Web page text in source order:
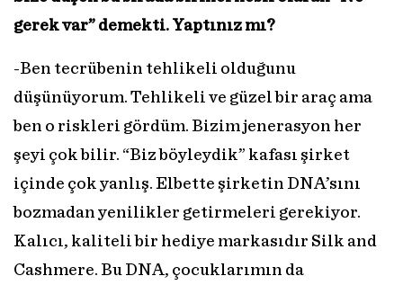
gerek var” demekti. Yaptınız mı?
-Ben tecrübenin tehlikeli olduğunu
düşünüyorum. Tehlikeli ve güzel bir araç ama
ben o riskleri gördüm. Bizim jenerasyon her
şeyi çok bilir. “Biz böyleydik” kafası şirket
içinde çok yanlış. Elbette şirketin DNA’sını
bozmadan yenilikler getirmeleri gerekiyor.
Kalıcı, kaliteli bir hediye markasıdır Silk and
Cashmere. Bu DNA, çocuklarımın da